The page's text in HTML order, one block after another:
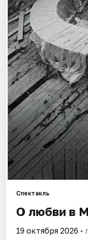
Города
Площадки
Артисты
Рейтинги
Спектакль
О любви в
19 октября 2026 •